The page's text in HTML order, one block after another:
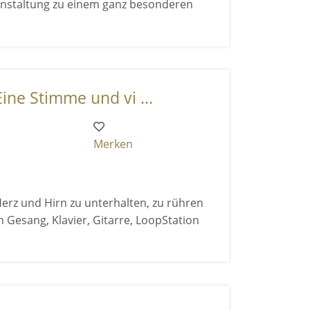
zu einem ganz besonderen
Stimme und vi ...
Merken
und Hirn zu unterhalten, zu rühren
Gesang, Klavier, Gitarre, LoopStation